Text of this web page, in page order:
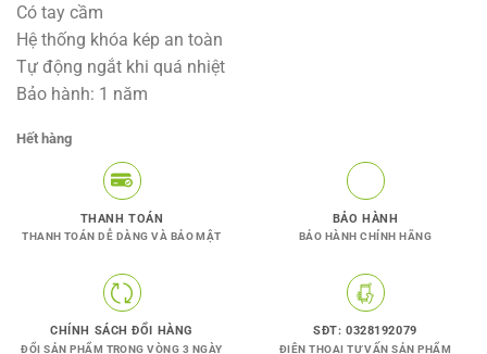
Có tay cầm
Hệ thống khóa kép an toàn
Tự động ngắt khi quá nhiệt
Bảo hành: 1 năm
Hết hàng
THANH TOÁN
THANH TOÁN DỄ DÀNG VÀ BẢO MẬT
BẢO HÀNH
BẢO HÀNH CHÍNH HÃNG
CHÍNH SÁCH ĐỔI HÀNG
ĐỔI SẢN PHẨM TRONG VÒNG 3 NGÀY
SĐT: 0328192079
ĐIỆN THOẠI TƯ VẤN SẢN PHẨM